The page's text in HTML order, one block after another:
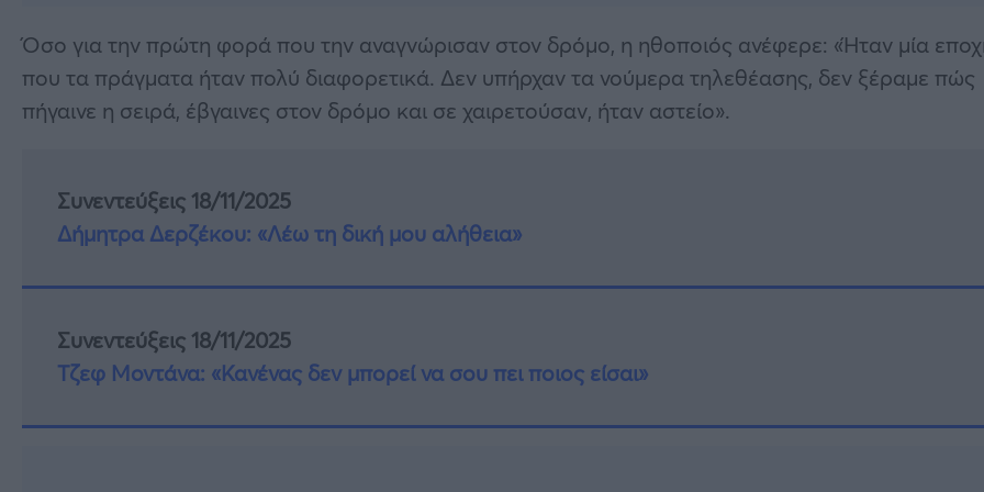
Όσο για την πρώτη φορά που την αναγνώρισαν στον δρόμο, η ηθοποιός ανέφερε: «Ήταν μία
που τα πράγματα ήταν πολύ διαφορετικά. Δεν υπήρχαν τα νούμερα τηλεθέασης, δεν ξέραμε πώς
πήγαινε η σειρά, έβγαινες στον δρόμο και σε χαιρετούσαν, ήταν αστείο».
Συνεντεύξεις 18/11/2025
Δήμητρα Δερζέκου: «Λέω τη δική μου αλήθεια»
Συνεντεύξεις 18/11/2025
Τζεφ Μοντάνα: «Κανένας δεν μπορεί να σου πει ποιος είσαι»